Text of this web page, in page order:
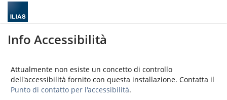
Info Accessibilità
Attualmente non esiste un concetto di controllo
dell'accessibilità fornito con questa installazione. Contatta il
Punto di contatto per l'accessibilità.